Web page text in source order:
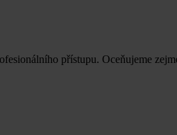
přístupu. Oceňujeme